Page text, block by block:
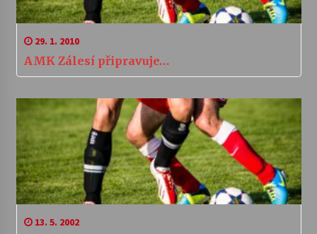
29. 1. 2010
AMK Zálesí připravuje…
13. 5. 2002